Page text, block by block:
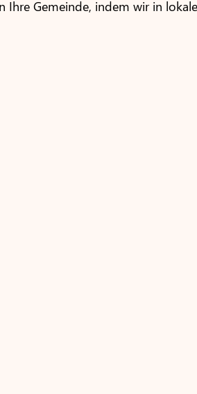
Ihre Gemeinde, indem wir in